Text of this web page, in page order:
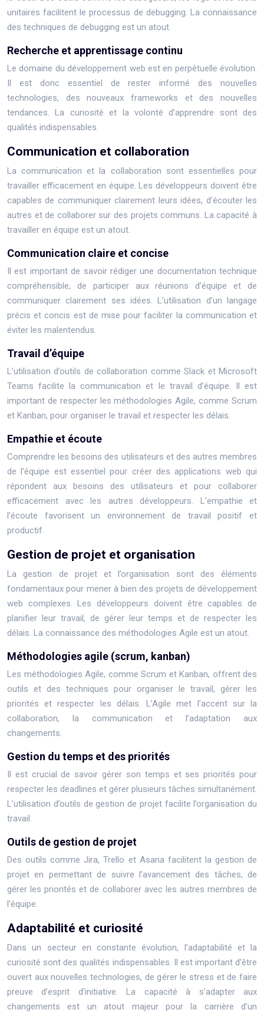
unitaires facilitent le processus de debugging. La connaissance
des techniques de debugging est un atout.
Recherche et apprentissage continu
Le domaine du développement web est en perpétuelle évolution.
Il est donc essentiel de rester informé des nouvelles
technologies, des nouveaux frameworks et des nouvelles
tendances. La curiosité et la volonté d’apprendre sont des
qualités indispensables.
Communication et collaboration
La communication et la collaboration sont essentielles pour
travailler efficacement en équipe. Les développeurs doivent être
capables de communiquer clairement leurs idées, d’écouter les
autres et de collaborer sur des projets communs. La capacité à
travailler en équipe est un atout.
Communication claire et concise
Il est important de savoir rédiger une documentation technique
compréhensible, de participer aux réunions d’équipe et de
communiquer clairement ses idées. L’utilisation d’un langage
précis et concis est de mise pour faciliter la communication et
éviter les malentendus.
Travail d’équipe
L’utilisation d’outils de collaboration comme Slack et Microsoft
Teams facilite la communication et le travail d’équipe. Il est
important de respecter les méthodologies Agile, comme Scrum
et Kanban, pour organiser le travail et respecter les délais.
Empathie et écoute
Comprendre les besoins des utilisateurs et des autres membres
de l’équipe est essentiel pour créer des applications web qui
répondent aux besoins des utilisateurs et pour collaborer
efficacement avec les autres développeurs. L’empathie et
l’écoute favorisent un environnement de travail positif et
productif.
Gestion de projet et organisation
La gestion de projet et l’organisation sont des éléments
fondamentaux pour mener à bien des projets de développement
web complexes. Les développeurs doivent être capables de
planifier leur travail, de gérer leur temps et de respecter les
délais. La connaissance des méthodologies Agile est un atout.
Méthodologies agile (scrum, kanban)
Les méthodologies Agile, comme Scrum et Kanban, offrent des
outils et des techniques pour organiser le travail, gérer les
priorités et respecter les délais. L’Agile met l’accent sur la
collaboration, la communication et l’adaptation aux
changements.
Gestion du temps et des priorités
Il est crucial de savoir gérer son temps et ses priorités pour
respecter les deadlines et gérer plusieurs tâches simultanément.
L’utilisation d’outils de gestion de projet facilite l’organisation du
travail.
Outils de gestion de projet
Des outils comme Jira, Trello et Asana facilitent la gestion de
projet en permettant de suivre l’avancement des tâches, de
gérer les priorités et de collaborer avec les autres membres de
l’équipe.
Adaptabilité et curiosité
Dans un secteur en constante évolution, l’adaptabilité et la
curiosité sont des qualités indispensables. Il est important d’être
ouvert aux nouvelles technologies, de gérer le stress et de faire
preuve d’esprit d’initiative. La capacité à s’adapter aux
changements est un atout majeur pour la carrière d’un